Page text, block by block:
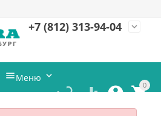
+7 (812) 313-94-04 expand_more
0


 
Меню 